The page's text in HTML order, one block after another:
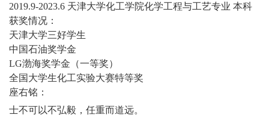
2019.9-2023.6 天津大学化工学院化学工程与工艺专业 本科
获奖情况：
天津大学三好学生
中国石油奖学金
LG渤海奖学金（一等奖）
全国大学生化工实验大赛特等奖
座右铭：
士不可以不弘毅，任重而道远。